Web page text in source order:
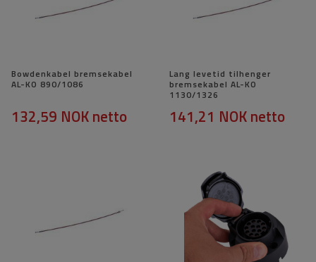
Bowdenkabel bremsekabel
AL-KO 890/1086
132,59 NOKnetto
Lang levetid tilhenger
bremsekabel AL-KO
1130/1326
141,21 NOKnetto